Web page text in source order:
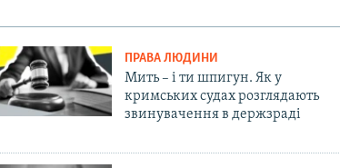
ПРАВА ЛЮДИНИ
Мить – і ти шпигун. Як у
кримських судах розглядають
звинувачення в держзраді